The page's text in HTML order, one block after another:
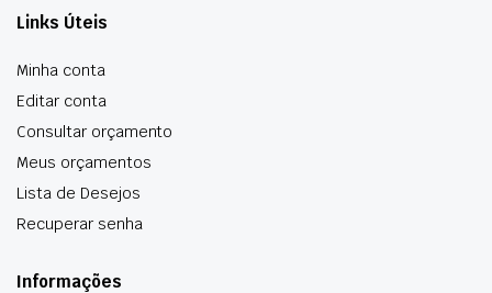
Links Úteis
Minha conta
Editar conta
Consultar orçamento
Meus orçamentos
Lista de Desejos
Recuperar senha
Informações